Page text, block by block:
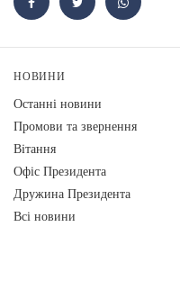
НОВИНИ
Останні новини
Промови та звернення
Вiтання
Офіс Президента
Дружина Президента
Всі новини